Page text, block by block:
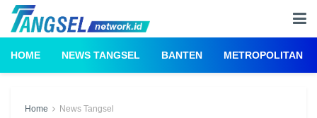
HOME NEWS TANGSEL BANTEN METROPOLITAN
Home News Tangsel